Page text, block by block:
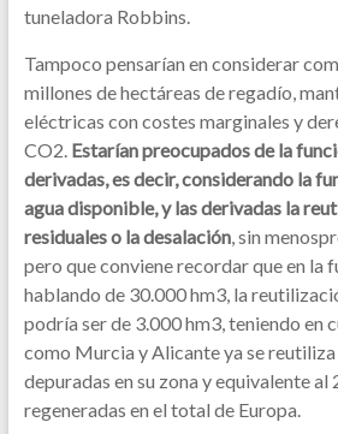
tuneladora Robbins.
Tampoco pensarían en considerar
millones de hectáreas de regadío,
eléctricas con costes marginales y
CO2. Estarían preocupados de la
derivadas, es decir, considerando la
agua disponible, y las derivadas la
residuales o la desalación, sin
pero que conviene recordar que en la
hablando de 30.000 hm3, la
podría ser de 3.000 hm3, teniendo en
como Murcia y Alicante ya se reutiliza
depuradas en su zona y equivalente al
regeneradas en el total de Europa.